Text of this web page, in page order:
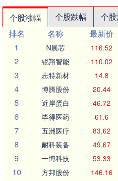
个股涨幅 个股跌幅 个
排名
名称 最新价
1
N展芯 116.52
2 锐翔智能 110.02
3 志特新材 14.8
4 博腾股份 20.44
5 近岸蛋白 46.72
6 毕得医药 61.6
7 五洲医疗 83.62
8 耐科装备 49.67
9 一博科技 53.33
10 方邦股份 146.16